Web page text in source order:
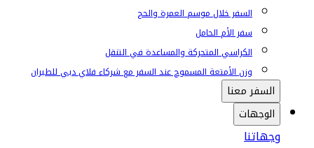
السفر خلال موسم العمرة والحج
سفر الأم الحامل
الكراسي المتحركة والمساعدة في التنقل
وزن الأمتعة المسموح عند السفر مع شركاء فلاي دبي للطيران
السفر معنا
الوجهات
وجهاتنا